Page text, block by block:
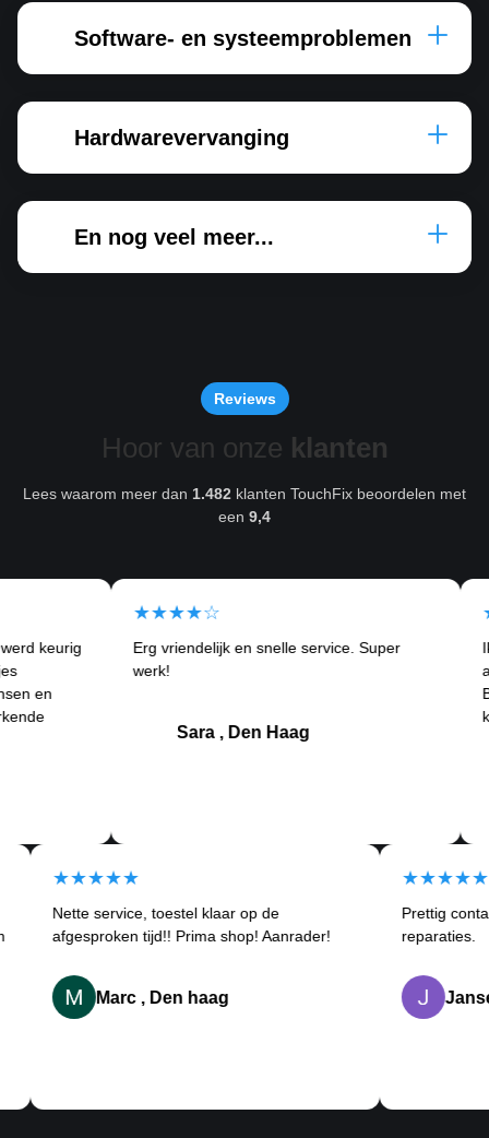
Software- en systeemproblemen
Hardwarevervanging
En nog veel meer...
Reviews
Hoor van onze klanten
Lees waarom meer dan 1.482 klanten TouchFix beoordelen met
een 9,4
★★★★☆
Erg vriendelijk en snelle service. Super
werk!
Sara , Den Haag
Ik
★★★★★
Nette service, toestel klaar op de
afgesproken tijd!! Prima shop! Aanrader!
Marc , Den haag
Prettig